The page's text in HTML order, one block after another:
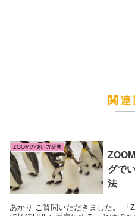
関
ZOOMの使い方辞典
グで
法
あかり ご質問いただきました。 「ZOOMのインスタントミーティング